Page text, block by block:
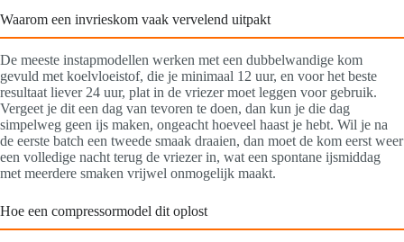
Waarom een invrieskom vaak vervelend uitpakt
De meeste instapmodellen werken met een dubbelwandige kom
gevuld met koelvloeistof, die je minimaal 12 uur, en voor het beste
resultaat liever 24 uur, plat in de vriezer moet leggen voor gebruik.
Vergeet je dit een dag van tevoren te doen, dan kun je die dag
simpelweg geen ijs maken, ongeacht hoeveel haast je hebt. Wil je na
de eerste batch een tweede smaak draaien, dan moet de kom eerst weer
een volledige nacht terug de vriezer in, wat een spontane ijsmiddag
met meerdere smaken vrijwel onmogelijk maakt.
Hoe een compressormodel dit oplost